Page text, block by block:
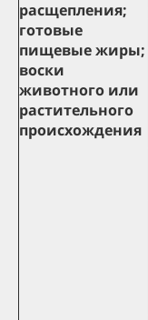
расщепления;
готовые
пищевые жиры;
воски
животного или
растительного
происхождения